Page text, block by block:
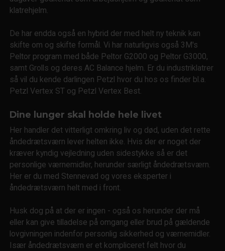
klatrehjelm.
De har endda også en hybrid der med helt ny teknik kan
skifte om og skifte formål. Vi har naturligvis også 3M's
Peltor program med både Peltor G2000 og Peltor G3000,
samt Grolls og deres AC Balance hjelm. Er du industriklatrer
så vil du kende darlingen Petzl hvor du hos os finder bl.a.
Petzl Vertex ST og Petzl Vertex Best.
Dine lunger skal holde hele livet
Her handler det vitterligt omkring liv og død, uden det rette
åndedrætsværn lever helten ikke. Hvis der er noget der
kræver kyndig vejledning uden sidestykke så er det
personlige værnemidler, herunder særligt åndedrætsværn.
Her er du med Stennevad og vores eksperter i
åndedrætsværn helt med i front.
Husk dog på at der er ingen - også os herunder der må
eller kan give tilladelse på omgang eller brud på gældende
lovgivningen indenfor personlig sikkerhed og værnemidler.
Især åndedrætsværn er et kompliceret felt hvor du